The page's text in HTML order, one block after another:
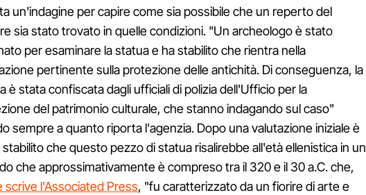
un'indagine per capire come sia possibile che un reperto del
sia stato trovato in quelle condizioni. "Un archeologo è stato
per esaminare la statua e ha stabilito che rientra nella
pertinente sulla protezione delle antichità. Di conseguenza, la
è stata confiscata dagli ufficiali di polizia dell'Ufficio per la
del patrimonio culturale, che stanno indagando sul caso"
sempre a quanto riporta l'agenzia. Dopo una valutazione iniziale è
che questo pezzo di statua risalirebbe all'età ellenistica in un
che approssimativamente è compreso tra il 320 e il 30 a.C. che,
scrive l'Associated Press, "fu caratterizzato da un fiorire di arte e